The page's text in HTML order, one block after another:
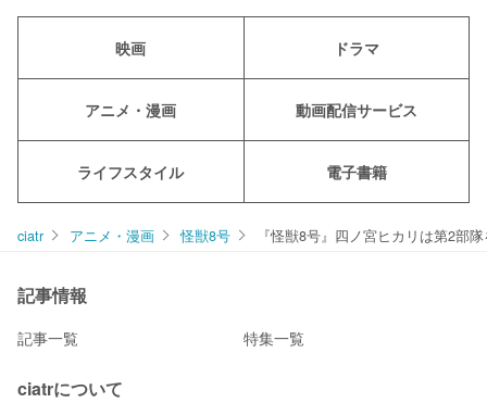
映画 ドラマ
アニメ・漫画 動画配信サービス
ライフスタイル 電子書籍
ciatr アニメ・漫画 怪獣8号 『怪獣8号』四ノ宮ヒカリは第2部
記事情報
記事一覧 特集一覧
ciatrについて